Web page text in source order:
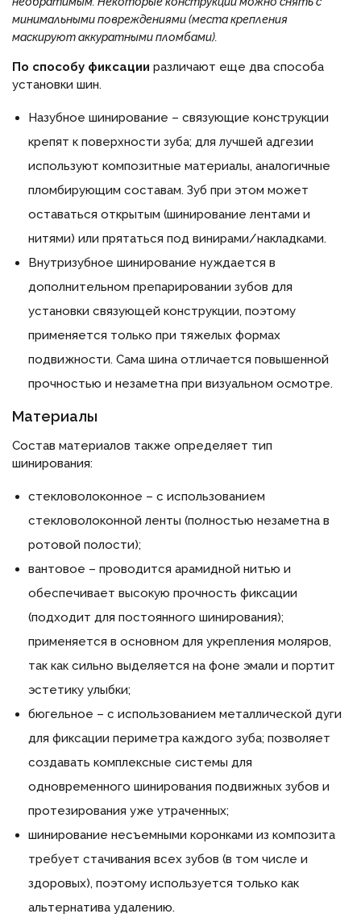
минимальными повреждениями (места крепления
маскируют аккуратными пломбами).
По способу фиксации различают еще два способа
установки шин.
Назубное шинирование – связующие конструкции
крепят к поверхности зуба; для лучшей адгезии
используют композитные материалы, аналогичные
пломбирующим составам. Зуб при этом может
оставаться открытым (шинирование лентами и
нитями) или прятаться под винирами/накладками.
Внутризубное шинирование нуждается в
дополнительном препарировании зубов для
установки связующей конструкции, поэтому
применяется только при тяжелых формах
подвижности. Сама шина отличается повышенной
прочностью и незаметна при визуальном осмотре.
Материалы
Состав материалов также определяет тип
шинирования:
стекловолоконное – с использованием
стекловолоконной ленты (полностью незаметна в
ротовой полости);
вантовое – проводится арамидной нитью и
обеспечивает высокую прочность фиксации
(подходит для постоянного шинирования);
применяется в основном для укрепления моляров,
так как сильно выделяется на фоне эмали и портит
эстетику улыбки;
бюгельное – с использованием металлической дуги
для фиксации периметра каждого зуба; позволяет
создавать комплексные системы для
одновременного шинирования подвижных зубов и
протезирования уже утраченных;
шинирование несъемными коронками из композита
требует стачивания всех зубов (в том числе и
здоровых), поэтому используется только как
альтернатива удалению.